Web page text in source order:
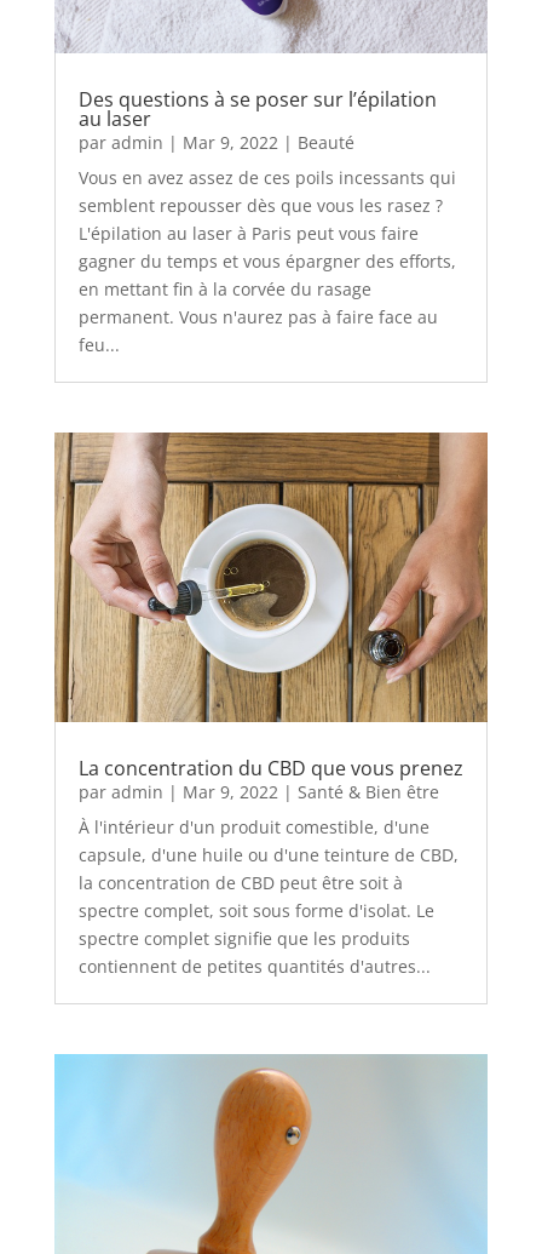
Des questions à se poser sur l’épilation
au laser
par admin | Mar 9, 2022 | Beauté
Vous en avez assez de ces poils incessants qui
semblent repousser dès que vous les rasez ?
L'épilation au laser à Paris peut vous faire
gagner du temps et vous épargner des efforts,
en mettant fin à la corvée du rasage
permanent. Vous n'aurez pas à faire face au
feu...
La concentration du CBD que vous prenez
par admin | Mar 9, 2022| Santé & Bien être
À l'intérieur d'un produit comestible, d'une
capsule, d'une huile ou d'une teinture de CBD,
la concentration de CBD peut être soit à
spectre complet, soit sous forme d'isolat. Le
spectre complet signifie que les produits
contiennent de petites quantités d'autres...